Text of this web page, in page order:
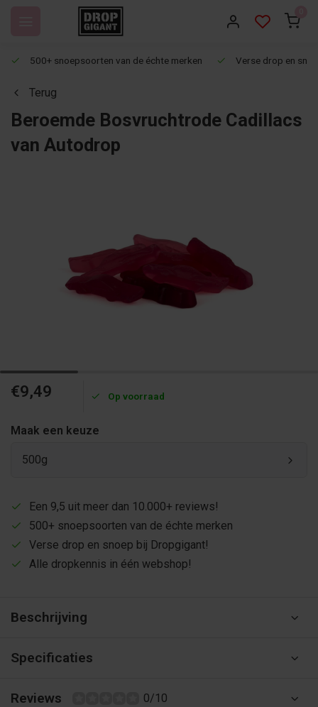
500+ snoepsoorten van de échte merken Verse drop en
Terug
Beroemde Bosvruchtrode Cadillacs
van Autodrop
€9,49 Op voorraad
Maak een keuze
500g
Een 9,5 uit meer dan 10.000+ reviews!
500+ snoepsoorten van de échte merken
Verse drop en snoep bij Dropgigant!
Alle dropkennis in één webshop!
Beschrijving
Specificaties
Reviews 0/10